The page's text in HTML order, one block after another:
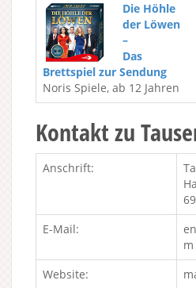
Die Höhle
der Löwen
–
Das
Brettspiel zur Sendung
Noris Spiele, ab 12 Jahren
Kontakt zu
Anschrift:
E-Mail:
m
Website: